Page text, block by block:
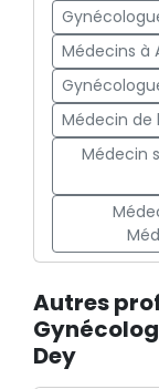
Médecins à
Médecin de
Médecin
Autres
Dey